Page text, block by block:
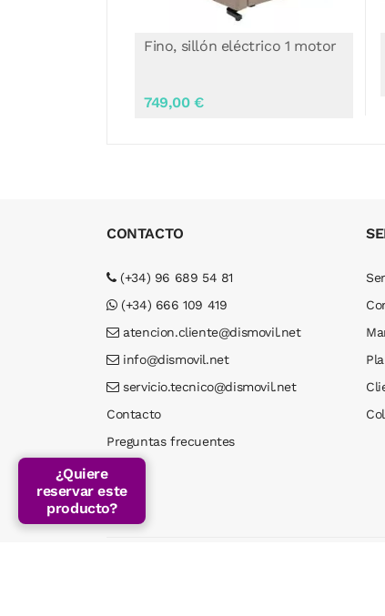
¿Quiere
reservar este
producto?
Porto NG Sillón Eléctrico
CONTACTO
(+34) 96 689 54 81
(+34) 666 109 419
atencion.cliente@dismovil.net
info@dismovil.net
servicio.tecnico@dismovil.net
Contacto
Preguntas frecuentes